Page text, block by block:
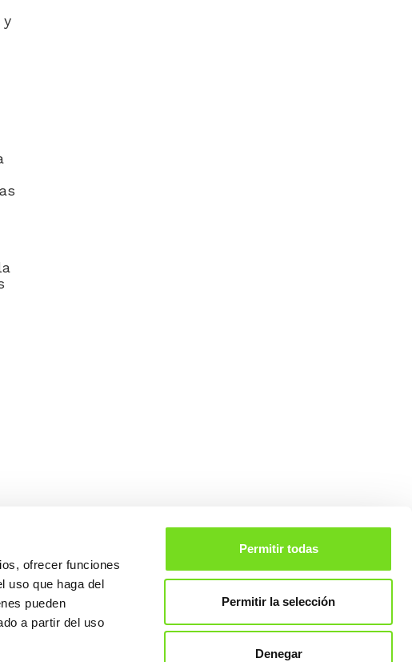
ofrecer funciones
uso que haga del
pueden
a partir del uso
Permitir todas
Permitir la selección
Denegar
y
700 707
Legal warning
Data privacy